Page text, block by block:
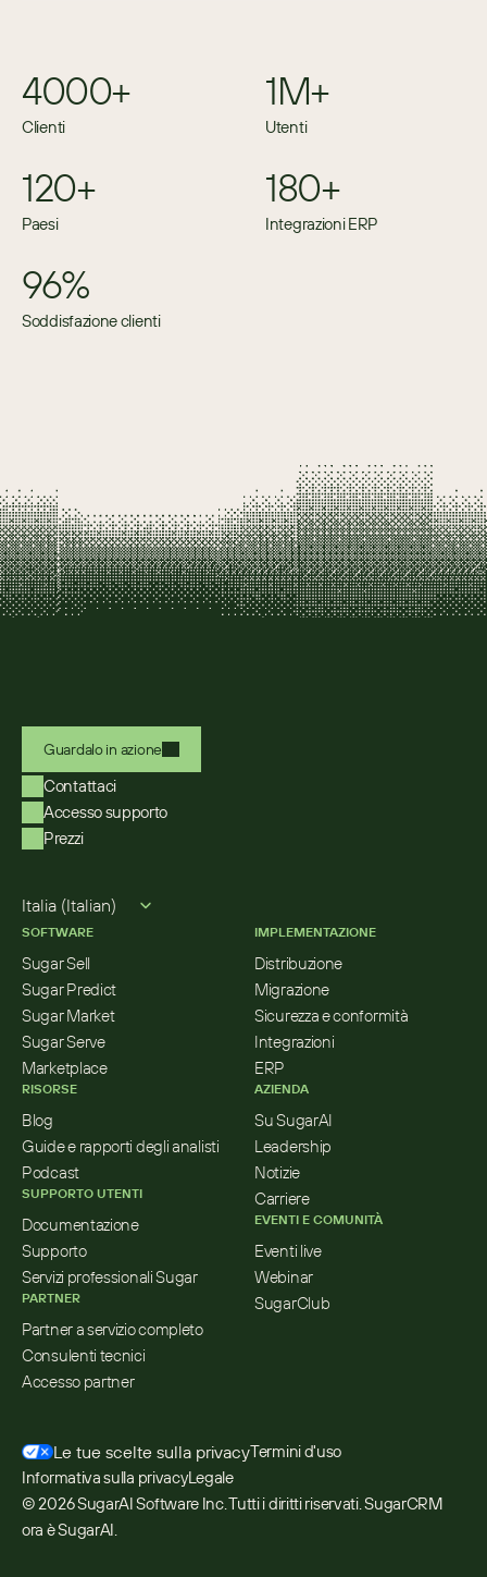
4000+
Clienti
1M+
Utenti
120+
Paesi
180+
Integrazioni ERP
96%
Soddisfazione clienti
Guardalo in azione
Contattaci
Accesso supporto
Prezzi
Italia (Italian)
SOFTWARE
Sugar Sell
Sugar Predict
Sugar Market
Sugar Serve
Marketplace
RISORSE
Blog
Guide e rapporti degli analisti
Podcast
SUPPORTO UTENTI
Documentazione
Supporto
Servizi professionali Sugar
PARTNER
Partner a servizio completo
Consulenti tecnici
Accesso partner
IMPLEMENTAZIONE
Distribuzione
Migrazione
Sicurezza e conformità
Integrazioni
ERP
AZIENDA
Su SugarAI
Leadership
Notizie
Carriere
EVENTI E COMUNITÀ
Eventi live
Webinar
SugarClub
Le tue scelte sulla privacyTermini d'uso
Informativa sulla privacyLegale
© 2026 SugarAI Software Inc. Tutti i diritti riservati. SugarCRM
ora è SugarAI.